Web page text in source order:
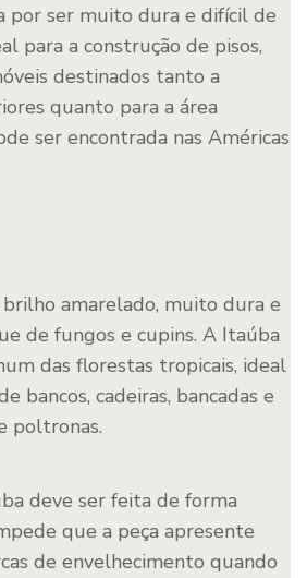
por ser muito dura e difícil de
para a construção de pisos,
destinados tanto a
quanto para a área
ser encontrada nas Américas
amarelado, muito dura e
de fungos e cupins. A Itaúba
das florestas tropicais, ideal
bancos, cadeiras, bancadas e
poltronas.
deve ser feita de forma
que a peça apresente
de envelhecimento quando